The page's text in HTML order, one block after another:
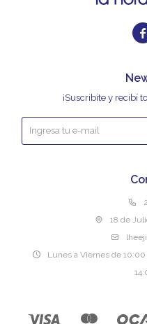

18 de
Lunes a Viernes de 10:00
¡Suscribite y recibí